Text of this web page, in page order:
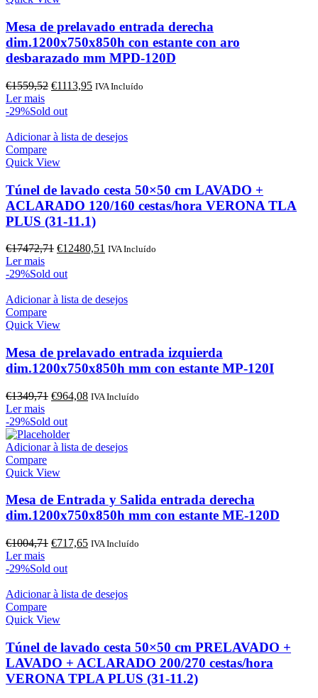
Mesa de prelavado entrada derecha
dim.1200x750x850h con estante con aro
desbarazado mm MPD-120D
€1559,52 O
original
€1559,52.
€1113,95O
€1113,95.
IVA Incluído
Ler mais
-29%Sold out
Adicionar à lista de desejos
Compare
Quick View
Túnel de lavado cesta 50×50 cm LAVADO +
ACLARADO 120/160 cestas/hora VERONA TLA
PLUS (31-11.1)
€17472,71 O
original
€17472,71.
€12480,51 O
€12480,51.
IVA Incluído
Ler mais
-29%Sold out
Adicionar à lista de desejos
Compare
Quick View
Mesa de prelavado entrada izquierda
dim.1200x750x850h mm con estante MP-120I
€1349,71 O
original
era:
€1349,71.
€964,08O
€964,08.
IVA Incluído
Ler mais
-29%Sold out
Adicionar à lista de desejos
Compare
Quick View
Mesa de Entrada y Salida entrada derecha
dim.1200x750x850h mm con estante ME-120D
€1004,71 O
original
€1004,71.
€717,65O
€717,65.
IVA Incluído
Ler mais
-29%Sold out
Adicionar à lista de desejos
Compare
Quick View
Túnel de lavado cesta 50×50 cm PRELAVADO +
LAVADO + ACLARADO 200/270 cestas/hora
VERONA TPLA PLUS (31-11.2)